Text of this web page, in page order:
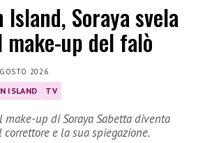
Soraya svela
up del falò
2026
ISLAND TV
make-up di Soraya Sabetta diventa
e la sua spiegazione.